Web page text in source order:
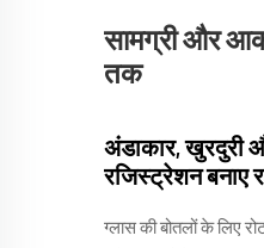
सामग्री और
तक
अंडाकार, खुरदुरी
रजिस्ट्रेशन बनाए
ग्लास की बोतलों के लिए